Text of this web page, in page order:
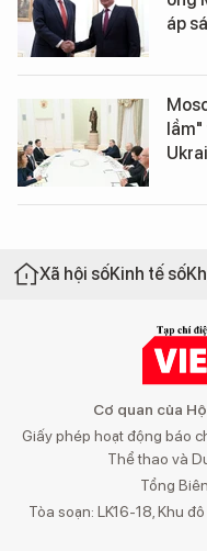
áp
Xã hội sốKinh tế số
Cơ quan của
Giấy phép hoạt động báo
Thể thao và
Tổng
Tòa soạn: LK16-18, Khu